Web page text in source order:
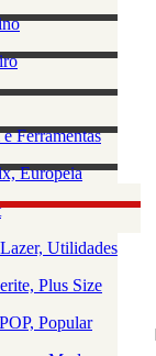
Acessórios
Masculino
e
Ferramentas
da Casa
Saúde
Europeia
Lingerie
Utilidades
Plus Size
Popular